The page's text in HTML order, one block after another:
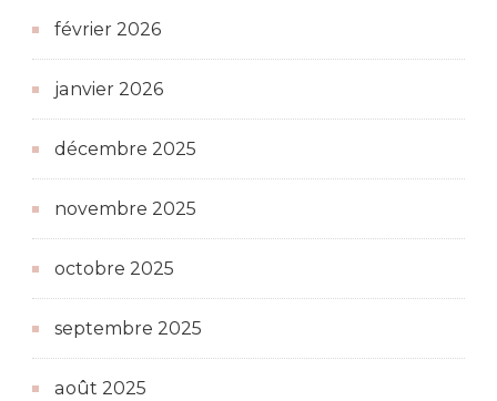
février 2026
janvier 2026
décembre 2025
novembre 2025
octobre 2025
septembre 2025
août 2025